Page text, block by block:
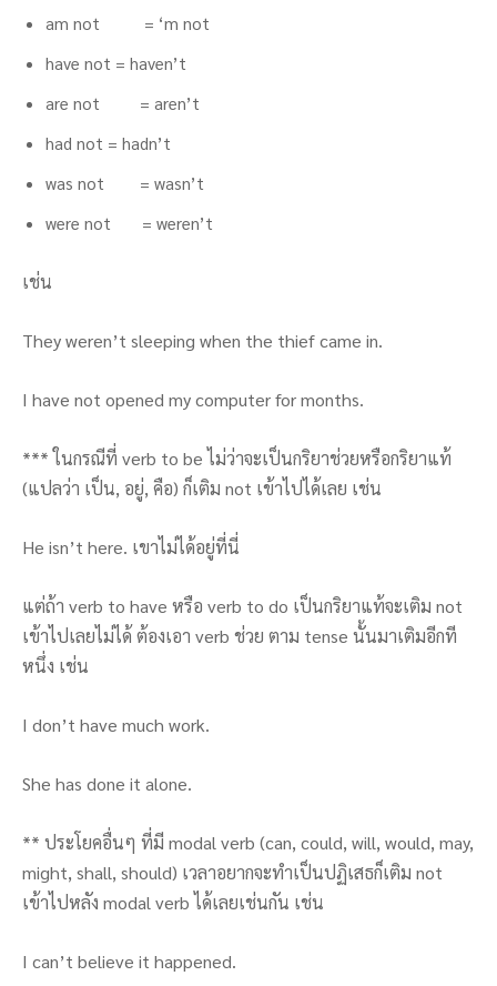
am not = ‘m not
have not = haven’t
are not = aren’t
had not = hadn’t
was not = wasn’t
were not = weren’t
เช่น
They weren’t sleeping when the thief came in.
I have not opened my computer for months.
*** ในกรณีที่ verb to be ไม่ว่าจะเป็นกริยาช่วยหรือกริยาแท้
(แปลว่า เป็น, อยู่, คือ) ก็เติม not เข้าไปได้เลย เช่น
He isn’t here. เขาไม่ได้อยู่ที่นี่
แต่ถ้า verb to have หรือ verb to do เป็นกริยาแท้จะเติม not
เข้าไปเลยไม่ได้ ต้องเอา verb ช่วย ตาม tense นั้นมาเติมอีกที
หนึ่ง เช่น
I don’t have much work.
She has done it alone.
** ประโยคอื่นๆ ที่มี modal verb (can, could, will, would, may,
might, shall, should) เวลาอยากจะทำเป็นปฏิเสธก็เติม not
เข้าไปหลัง modal verb ได้เลยเช่นกัน เช่น
I can’t believe it happened.